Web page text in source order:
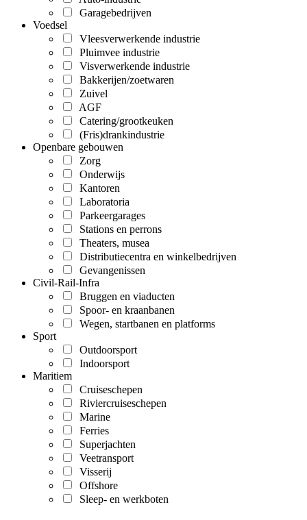
Garagebedrijven
Voedsel
Vleesverwerkende industrie
Pluimvee industrie
Visverwerkende industrie
Bakkerijen/zoetwaren
Zuivel
AGF
Catering/grootkeuken
(Fris)drankindustrie
Openbare gebouwen
Zorg
Onderwijs
Kantoren
Laboratoria
Parkeergarages
Stations en perrons
Theaters, musea
Distributiecentra en winkelbedrijven
Gevangenissen
Civil-Rail-Infra
Bruggen en viaducten
Spoor- en kraanbanen
Wegen, startbanen en platforms
Sport
Outdoorsport
Indoorsport
Maritiem
Cruiseschepen
Riviercruiseschepen
Marine
Ferries
Superjachten
Veetransport
Visserij
Offshore
Sleep- en werkboten